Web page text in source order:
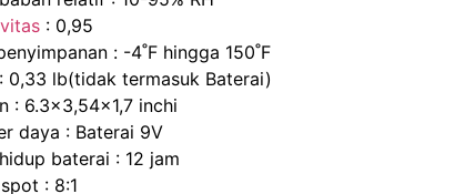
: 0,95
: -4˚F hingga 150˚F
0,33 lb(tidak termasuk Baterai)
: 6.3×3,54×1,7 inchi
daya : Baterai 9V
baterai : 12 jam
: 8:1